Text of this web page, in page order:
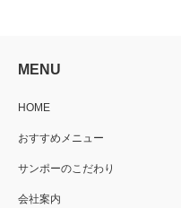
MENU
HOME
おすすめメニュー
サンポーのこだわり
会社案内